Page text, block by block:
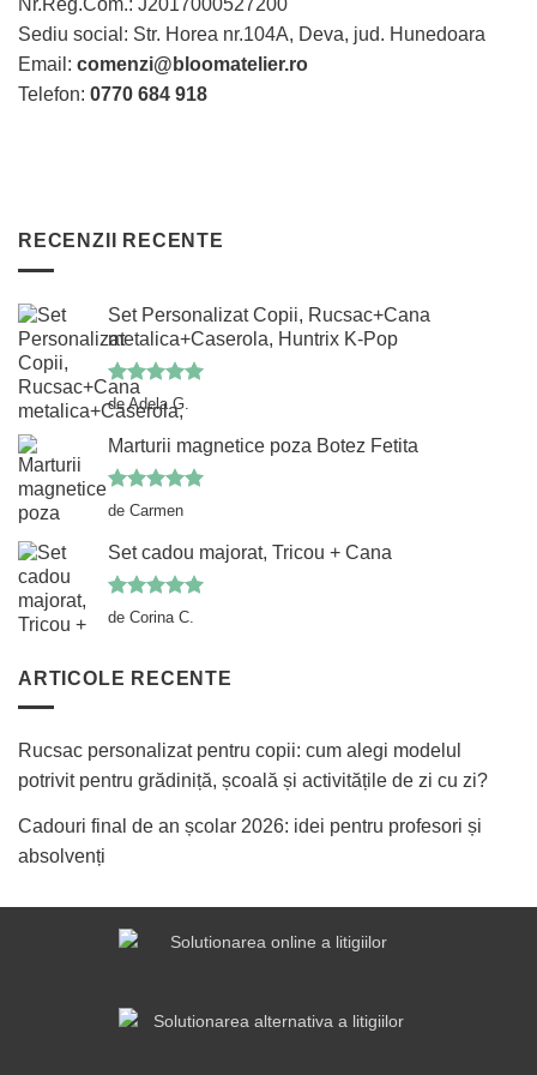
în
pagina
produsului.
Sediu social: Str. Horea nr.104A, Deva, jud. Hunedoara
Email: comenzi@bloomatelier.ro
Telefon: 0770 684 918
RECENZII RECENTE
Set Personalizat Copii, Rucsac+Cana
metalica+Caserola, Huntrix K-Pop
Evaluat la
5din 5
de Adela G.
Marturii magnetice poza Botez Fetita
Evaluat la
de Carmen
Set cadou majorat, Tricou + Cana
Evaluat la
de Corina C.
ARTICOLE RECENTE
Rucsac personalizat pentru copii: cum alegi modelul
potrivit pentru grădiniță, școală și activitățile de zi cu zi?
Cadouri final de an școlar 2026: idei pentru profesori și
absolvenți